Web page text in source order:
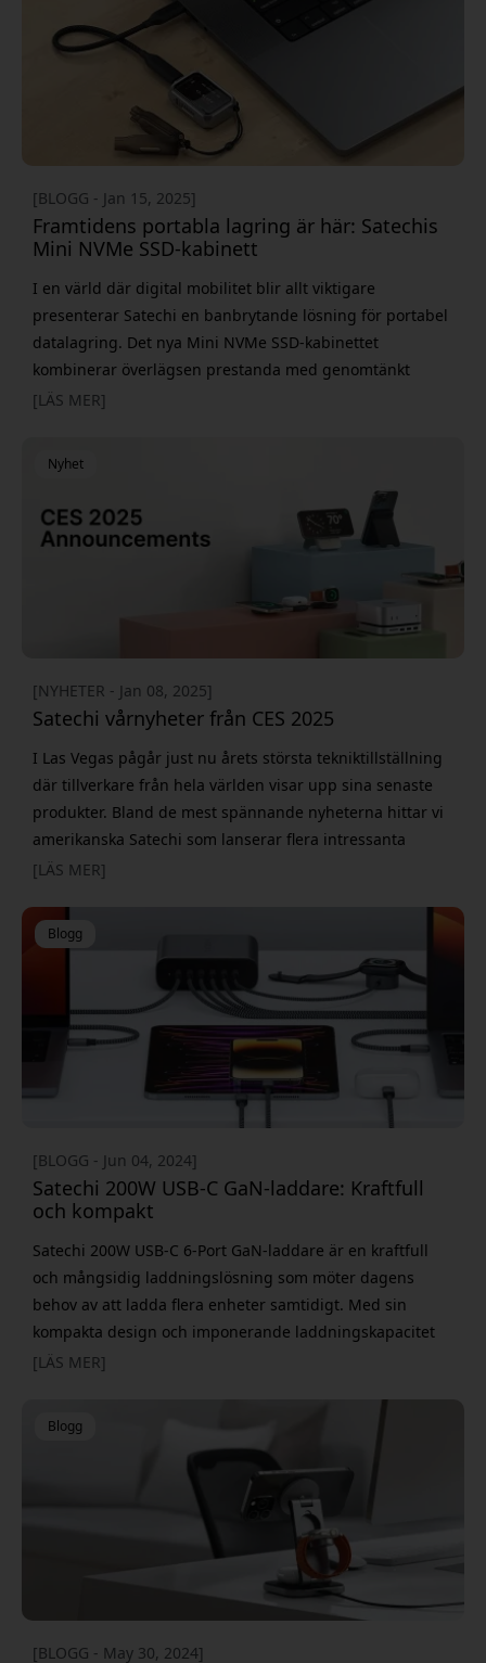
[BLOGG - Jan 15, 2025]
Framtidens portabla lagring är här: Satechis
Mini NVMe SSD-kabinett
I en värld där digital mobilitet blir allt viktigare
presenterar Satechi en banbrytande lösning för portabel
datalagring. Det nya Mini NVMe SSD-kabinettet
kombinerar överlägsen prestanda med genomtänkt
design för att möta moderna användares behov av snabb
rejält kliv framåt. Detta innebär
[LÄS MER]
Nyhet
[NYHETER - Jan 08, 2025]
Satechi vårnyheter från CES 2025
I Las Vegas pågår just nu årets största tekniktillställning
där tillverkare från hela världen visar upp sina senaste
produkter. Bland de mest spännande nyheterna hittar vi
amerikanska Satechi som lanserar flera intressanta
produkter för 2025. Mekaniskt tangentbord möter
tvekan SM3 Slim - företagets första fullstora mekaniska
tangentbord med numerisk knappsats. Tang
[LÄS MER]
Blogg
[BLOGG - Jun 04, 2024]
Satechi 200W USB-C GaN-laddare: Kraftfull
och kompakt
Satechi 200W USB-C 6-Port GaN-laddare är en kraftfull
och mångsidig laddningslösning som möter dagens
behov av att ladda flera enheter samtidigt. Med sin
kompakta design och imponerande laddningskapacitet
är denna laddare perfekt för både hemmet och kontoret.
ett utmärkt val för att ladda flera enheter samtidigt. Den
[LÄS MER]
Blogg
[BLOGG - May 30, 2024]